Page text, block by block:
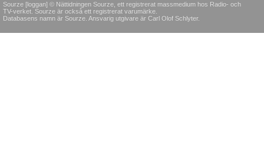
Sourze [loggan] © Nättidningen Sourze, ett registrerat massmedium hos Radio- och
TV-verket. Sourze är också ett registrerat varumärke.
Databasens namn är Sourze. Ansvarig utgivare är Carl Olof Schlyter.